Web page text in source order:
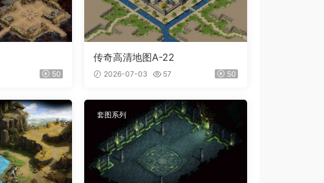
50
传奇高清地图A-22
2026-07-03 57 50
套图系列